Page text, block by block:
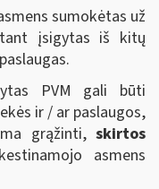
sumokėtas už
įsigytas iš kitų
PVM gali būti
ir / ar paslaugos,
grąžinti, skirtos
asmens